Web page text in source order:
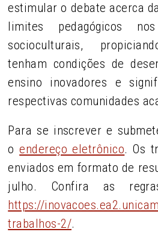
estimular o debate acerca
limites pedagógicos
socioculturais,
tenham condições de
ensino inovadores e
respectivas comunidades
Para se inscrever e
oendereço eletrônico. Os
enviados em formato de
julho. Confira as
https://
trabalhos-2/.